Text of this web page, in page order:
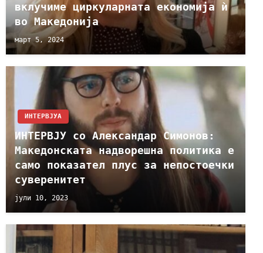
вклучиме циркуларната економија ѝ
во Македонија
март 5, 2024
ИНТЕРВЈУА
ИНТЕРВЈУ со Александар Симонов:
Македонската надворешна политика е
само показател плус за непостоечки
суверенитет
јули 10, 2023